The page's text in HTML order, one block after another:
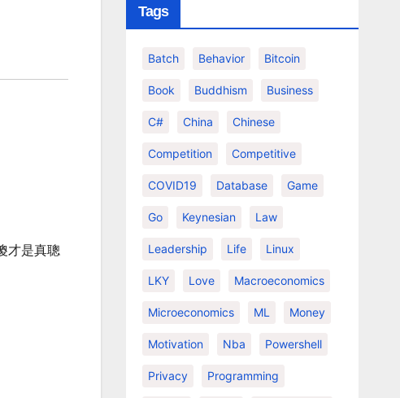
才是真聰
Tags
Batch Behavior Bitcoin
Book Buddhism Business
C# China Chinese
Competition Competitive
COVID19 Database Game
Go Keynesian Law
Leadership Life Linux
LKY Love Macroeconomics
Microeconomics ML Money
Motivation Nba Powershell
Privacy Programming